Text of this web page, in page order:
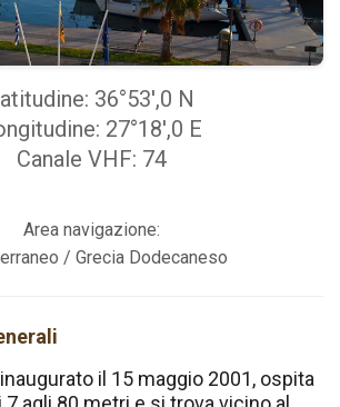
36°53',0 N
27°18',0 E
Canale VHF: 74
Area navigazione:
/ Grecia Dodecaneso
il 15 maggio 2001, ospita